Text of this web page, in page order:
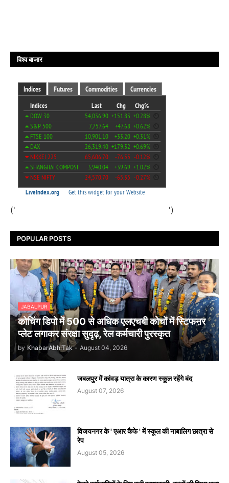
विश्व बाजार
(' ')
POPULAR POSTS
JABALPUR
कोचिंग डिपो में 500 से अधिक एलएचबी कोचों में स्टिफऩर
प्लेट लगाकर संरक्षा सुदृढ़, रेल कर्मचारी पुरस्कृत
by KhabarAbhiTak - August 04, 2026
जबलपुर में कांवड़ यात्रा के कारण स्कूल रहेंगे बंद
August 07, 2026
विजयनगर के ' एआर कैफे ' में स्कूल की नाबालिग छात्रा से
रेप
August 05, 2026